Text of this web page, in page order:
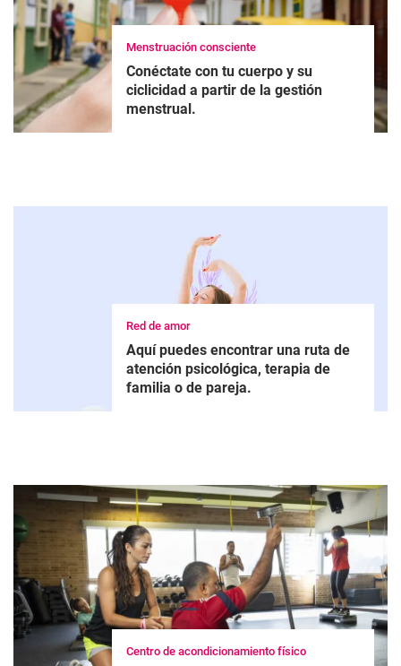
Menstruación consciente
Conéctate con tu cuerpo y su
ciclicidad a partir de la gestión
menstrual.
Red de amor
Aquí puedes encontrar una ruta de
atención psicológica, terapia de
familia o de pareja.
Centro de acondicionamiento físico